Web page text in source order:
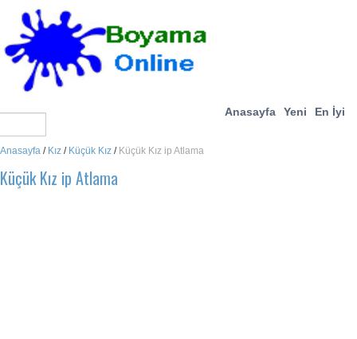
Anasayfa Yeni En İyi
Anasayfa / Kız / Küçük Kız / Küçük Kız ip Atlama
Küçük Kız ip Atlama